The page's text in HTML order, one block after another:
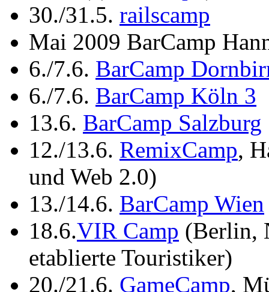
30./31.5. railscamp
Mai 2009 BarCamp
6./7.6. BarCamp
6./7.6. BarCamp Köln 3
13.6. BarCamp Salzburg
12./13.6. RemixCamp,
und Web 2.0)
13./14.6. BarCamp Wien
18.6.VIR Camp (Berlin,
etablierte Touristiker)
20./21.6. GameCamp,